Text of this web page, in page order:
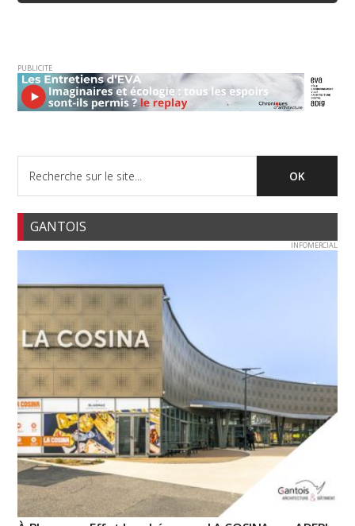
PUBLICITE
GANTOIS
INFOMERCIAL